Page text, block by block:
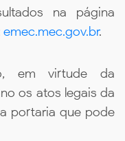
na página
emec.mec.gov.br.
em virtude da
os atos legais da
portaria que pode